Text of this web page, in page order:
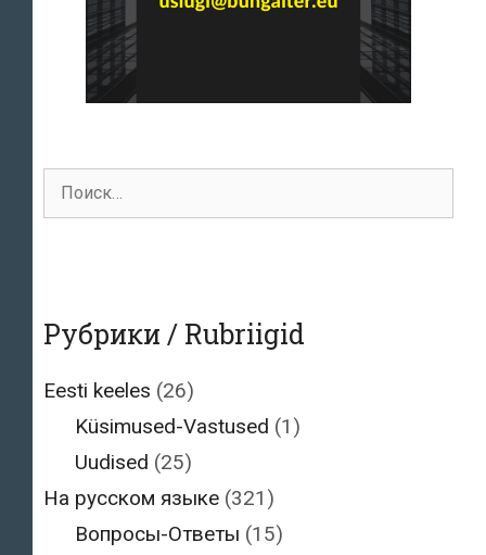
Поиск
для:
Рубрики / Rubriigid
Eesti keeles (26)
Küsimused-Vastused (1)
Uudised (25)
На русском языке (321)
Вопросы-Ответы (15)